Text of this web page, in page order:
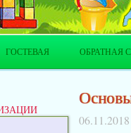
ГОСТЕВАЯ ОБРАТНАЯ
06.11.2018